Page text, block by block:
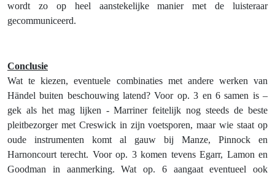
wordt zo op heel aanstekelijke manier met de luisteraar
gecommuniceerd.
Conclusie
Wat te kiezen, eventuele combinaties met andere werken van
Händel buiten beschouwing latend? Voor op. 3 en 6 samen is –
gek als het mag lijken - Marriner feitelijk nog steeds de beste
pleitbezorger met Creswick in zijn voetsporen, maar wie staat op
oude instrumenten komt al gauw bij Manze, Pinnock en
Harnoncourt terecht. Voor op. 3 komen tevens Egarr, Lamon en
Goodman in aanmerking. Wat op. 6 aangaat eventueel ook